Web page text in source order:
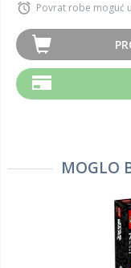
Povrat robe moguć
MOGLO